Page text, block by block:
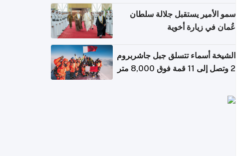
سمو الأمير يستقبل جلالة سلطان
عُمان في زيارة أخوية
الشيخة أسماء تتسلق جبل جاشربروم
2 وتصل إلى 11 قمة فوق 8,000 متر